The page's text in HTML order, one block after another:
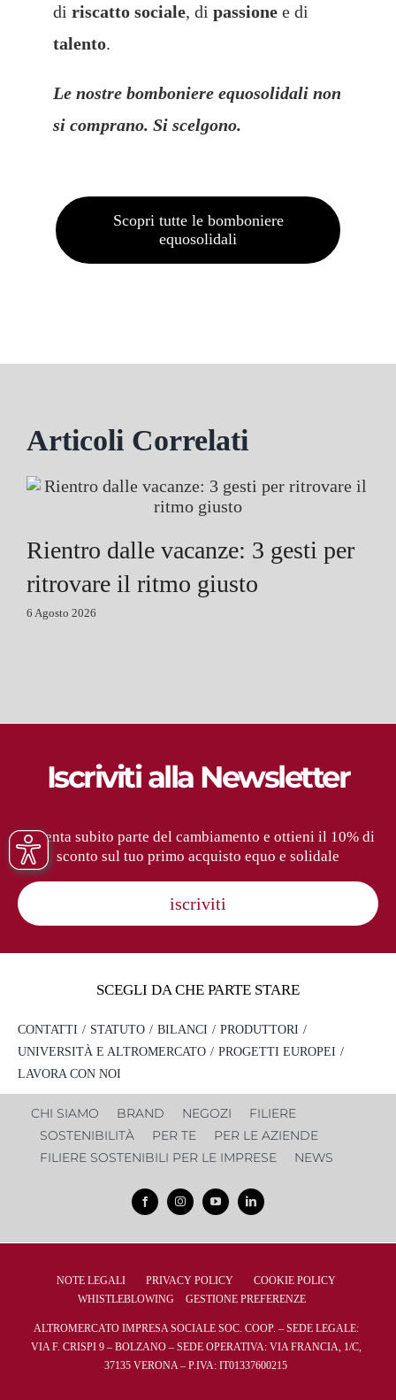
di riscatto sociale, di passionee di
talento.
Le nostre bomboniere equosolidali non
si comprano. Si scelgono.
Scopri tutte le bomboniere
equosolidali
Articoli Correlati
Rientro dalle vacanze: 3 gesti per
ritrovare il ritmo giusto
6 Agosto 2026
Iscriviti alla Newsletter
Diventa subito parte del cambiamento e ottieni il 10% di
sconto sul tuo primo acquisto equo e solidale
iscriviti
CONTATTI STATUTO BILANCI
PRODUTTORI
UNIVERSITÀ E ALTROMERCATO
PROGETTI EUROPEI
LAVORA CON NOI
SCEGLI DA CHE PARTE STARE
CHI SIAMO BRAND NEGOZI
FILIERE
SOSTENIBILITÀ
PER TE
PER LE AZIENDE
FILIERE SOSTENIBILI PER LE IMPRESE
NEWS
NOTE LEGALI PRIVACY POLICY
COOKIE POLICY
WHISTLEBLOWING
GESTIONE PREFERENZE
ALTROMERCATO IMPRESA SOCIALE SOC. COOP. – SEDE LEGALE:
VIA F. CRISPI 9 – BOLZANO – SEDE OPERATIVA: VIA FRANCIA, 1/C,
37135 VERONA – P.IVA: IT01337600215